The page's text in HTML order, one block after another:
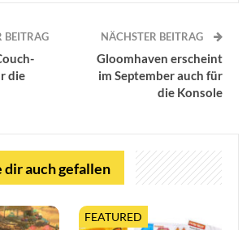
BEITRAG
die
NÄCHSTER BEITRAG
Gloomhaven erscheint
im September auch für
die Konsole
dir auch gefallen
FEATURED